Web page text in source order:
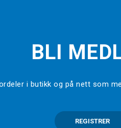
BLI
i butikk og på nett som
REGISTRER